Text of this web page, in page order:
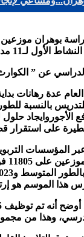
وثانوية تم الإنتهاء منهم قبل مدة.
عن ” الكوارث
عدة رهانات
18 ساعة قانونية
حلول
على استقرار
وعن مسألة التأطير، 105 حافلة لنقل 13139